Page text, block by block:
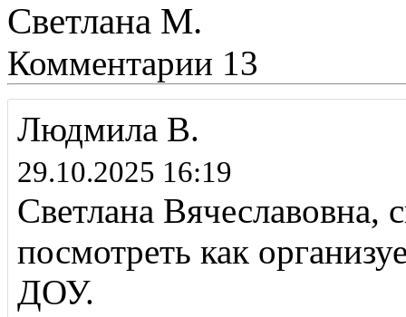
Светлана М.
Комментарии 13
Людмила В.
29.10.2025 16:19
Светлана Вячеславовна,
посмотреть как
ДОУ.